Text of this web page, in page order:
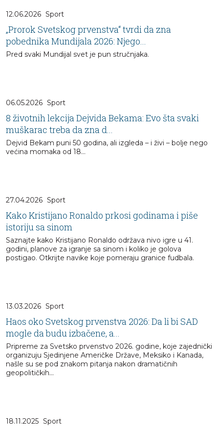
12.06.2026 Sport
„Prorok Svetskog prvenstva“ tvrdi da zna
pobednika Mundijala 2026: Njego...
Pred svaki Mundijal svet je pun stručnjaka.
06.05.2026 Sport
8 životnih lekcija Dejvida Bekama: Evo šta svaki
muškarac treba da zna d...
Dejvid Bekam puni 50 godina, ali izgleda – i živi – bolje nego
većina momaka od 18…
27.04.2026 Sport
Kako Kristijano Ronaldo prkosi godinama i piše
istoriju sa sinom
Saznajte kako Kristijano Ronaldo održava nivo igre u 41.
godini, planove za igranje sa sinom i koliko je golova
postigao. Otkrijte navike koje pomeraju granice fudbala.
13.03.2026 Sport
Haos oko Svetskog prvenstva 2026: Da li bi SAD
mogle da budu izbačene, a...
Pripreme za Svetsko prvenstvo 2026. godine, koje zajednički
organizuju Sjedinjene Američke Države, Meksiko i Kanada,
našle su se pod znakom pitanja nakon dramatičnih
geopolitičkih...
18.11.2025 Sport